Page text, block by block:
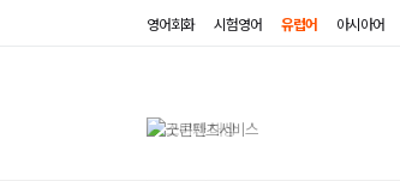
영어회화 시험영어 유럽어 아시아어